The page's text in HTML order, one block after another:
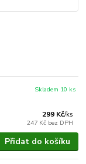
299 Kč/ks
247 Kč bez DPH
Skladem 10 ks
Přidat do košíku